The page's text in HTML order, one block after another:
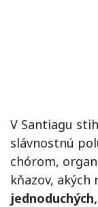
V Santiagu
slávnostnú
chórom,
kňazov, akých